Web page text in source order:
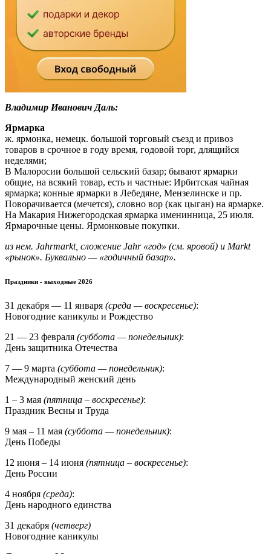
Владимир Иванович Даль:
Ярмарка
ж. ярмонка, немецк. большой торговый съезд и привоз
товаров в срочное в году время, годовой торг, длящийся
неделями;
В Малоросии большой сельский базар; бывают ярмарки
общие, на всякий товар, есть и частные: Ирбитская чайная
ярмарка; конные ярмарки в Лебедяне, Мензелинске и пр.
Поворачивается (мечется), словно вор (как цыган) на ярмарке.
На Макария Нижегородская ярмарка именинница, 25 июля.
Ярмарочные цены. Ярмонковые покупки.
из нем. Jahrmarkt, сложение Jahr «год» (см. яровой) и Markt
«рынок». Буквально — «годичный базар».
Праздники - выходные 2026
31 декабря — 11 января (среда — воскресенье):
Новогодние каникулы и Рождество
21 — 23 февраля (суббота — понедельник):
День защитника Отечества
7 — 9 марта (суббота — понедельник):
Международный женский день
1 – 3 мая (пятница – воскресенье):
Праздник Весны и Труда
9 мая – 11 мая (суббота — понедельник):
День Победы
12 июня – 14 июня (пятница – воскресенье):
День России
4 ноября (среда):
День народного единства
31 декабря (четверг)
Новогодние каникулы